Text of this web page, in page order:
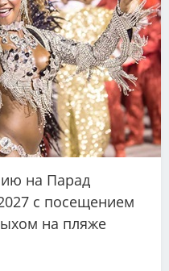
на Парад
с посещением
на пляже